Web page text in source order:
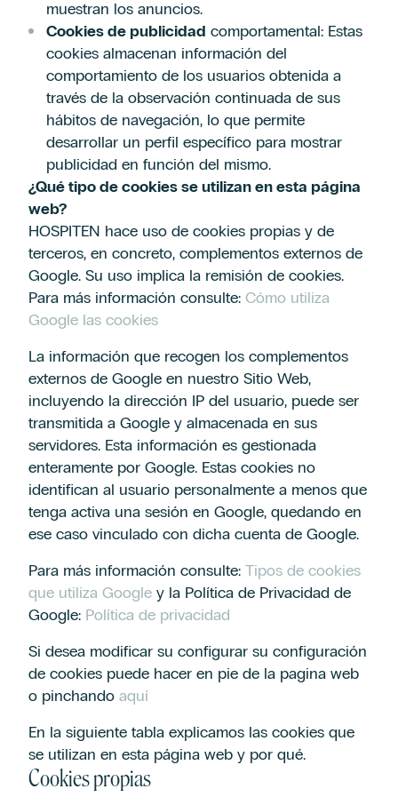
muestran los anuncios.
Cookies de publicidad comportamental: Estas
cookies almacenan información del
comportamiento de los usuarios obtenida a
través de la observación continuada de sus
hábitos de navegación, lo que permite
desarrollar un perfil específico para mostrar
publicidad en función del mismo.
¿Qué tipo de cookies se utilizan en esta página
web?
HOSPITEN hace uso de cookies propias y de
terceros, en concreto, complementos externos de
Google. Su uso implica la remisión de cookies.
Para más información consulte: Cómo utiliza
Google las cookies
La información que recogen los complementos
externos de Google en nuestro Sitio Web,
incluyendo la dirección IP del usuario, puede ser
transmitida a Google y almacenada en sus
servidores. Esta información es gestionada
enteramente por Google. Estas cookies no
identifican al usuario personalmente a menos que
tenga activa una sesión en Google, quedando en
ese caso vinculado con dicha cuenta de Google.
Para más información consulte: Tipos de cookies
que utiliza Google y la Política de Privacidad de
Google: Política de privacidad
Si desea modificar su configurar su configuración
de cookies puede hacer en pie de la pagina web
o pinchando aquí
En la siguiente tabla explicamos las cookies que
se utilizan en esta página web y por qué.
Cookies propias